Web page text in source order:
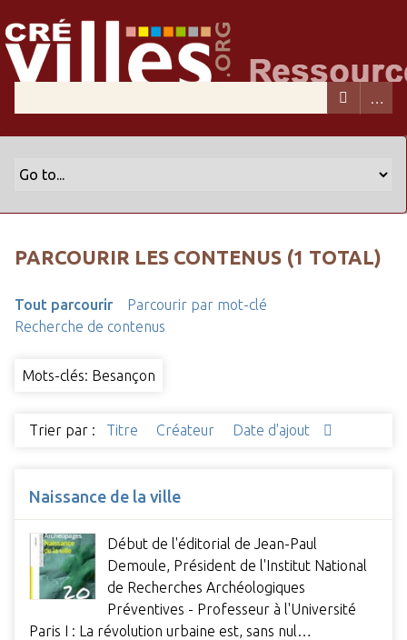
PARCOURIR LES CONTENUS (1 TOTAL)
Tout parcourir
Parcourir par mot-clé
Recherche de contenus
Mots-clés: Besançon
Trier par : Titre Créateur Date d'ajout
Naissance de la ville
Début de l'éditorial de Jean-Paul
Demoule, Président de l'Institut National
de Recherches Archéologiques
Préventives - Professeur à l'Université
Paris I : La révolution urbaine est, sans nul…